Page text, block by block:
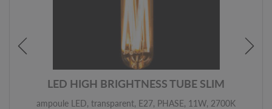
LED HIGH BRIGHTNESS TUBE SLIM
ampoule LED, transparent, E27, PHASE, 11W, 2700K